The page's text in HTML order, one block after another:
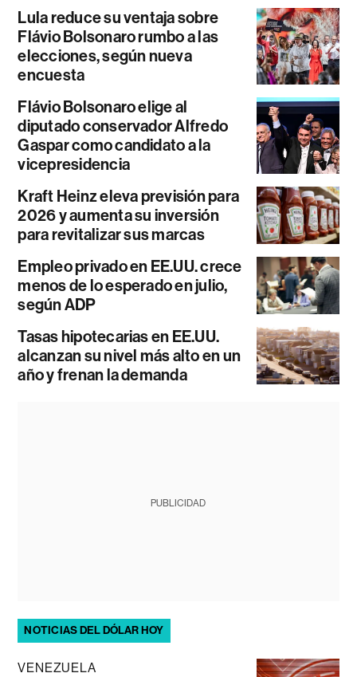
Lula reduce su ventaja sobre
Flávio Bolsonaro rumbo a las
elecciones, según nueva
encuesta
Flávio Bolsonaro elige al
diputado conservador Alfredo
Gaspar como candidato a la
vicepresidencia
Kraft Heinz eleva previsión para
2026 y aumenta su inversión
para revitalizar sus marcas
Empleo privado en EE.UU. crece
menos de lo esperado en julio,
según ADP
Tasas hipotecarias en EE.UU.
alcanzan su nivel más alto en un
año y frenan la demanda
PUBLICIDAD
NOTICIAS DEL DÓLAR HOY
VENEZUELA